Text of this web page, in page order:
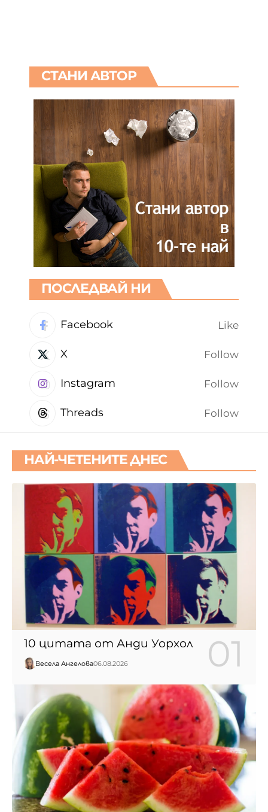
СТАНИ АВТОР
ПОСЛЕДВАЙ НИ
Facebook Like
X Follow
Instagram Follow
Threads Follow
НАЙ-ЧЕТЕНИТЕ ДНЕС
10 цитата от Анди Уорхол
Весела Ангелова06.08.2026